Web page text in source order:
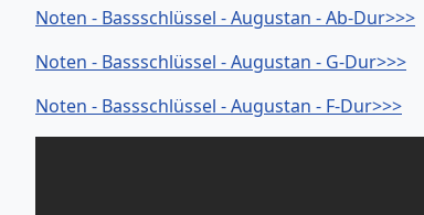
Noten - Bassschlüssel - Augustan - Ab-Dur>>>
Noten - Bassschlüssel - Augustan - G-Dur>>>
Noten - Bassschlüssel - Augustan - F-Dur>>>